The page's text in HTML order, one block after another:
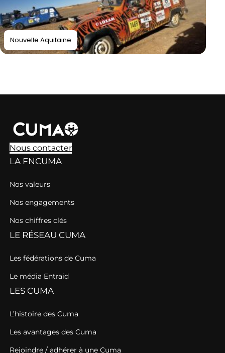
Nouvelle Aquitaine
Nous contacter
LA FNCUMA
Nos valeurs
Nos engagements
Nos chiffres clés
LE RÉSEAU CUMA
Les fédérations de Cuma
Le média Entraid
LES CUMA
L’histoire des Cuma
Les avantages des Cuma
Rejoindre / adhérer à une Cuma